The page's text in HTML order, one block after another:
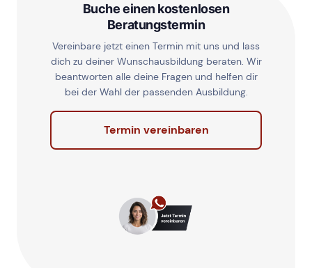
Buche einen kostenlosen
Beratungstermin
Vereinbare jetzt einen Termin mit uns und lass
dich zu deiner Wunschausbildung beraten. Wir
beantworten alle deine Fragen und helfen dir
bei der Wahl der passenden Ausbildung.
Termin vereinbaren